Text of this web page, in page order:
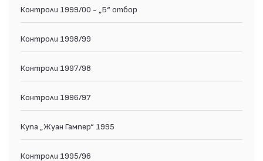
Контроли 1999/00 - „Б“ отбор
Контроли 1998/99
Контроли 1997/98
Контроли 1996/97
Купа „Жуан Гампер“ 1995
Контроли 1995/96